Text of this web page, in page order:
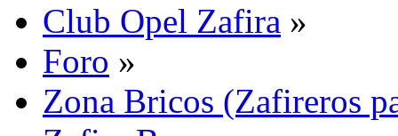
Club Opel Zafira »
Foro »
Zona Bricos (Zafireros